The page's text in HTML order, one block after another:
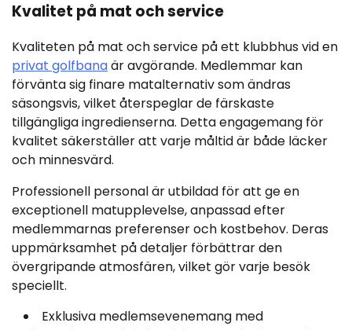
Kvalitet på mat och service
Kvaliteten på mat och service på ett klubbhus vid en
privat golfbanaär avgörande. Medlemmar kan
förvänta sig finare matalternativ som ändras
säsongsvis, vilket återspeglar de färskaste
tillgängliga ingredienserna. Detta engagemang för
kvalitet säkerställer att varje måltid är både läcker
och minnesvärd.
Professionell personal är utbildad för att ge en
exceptionell matupplevelse, anpassad efter
medlemmarnas preferenser och kostbehov. Deras
uppmärksamhet på detaljer förbättrar den
övergripande atmosfären, vilket gör varje besök
speciellt.
Exklusiva medlemsevenemang med